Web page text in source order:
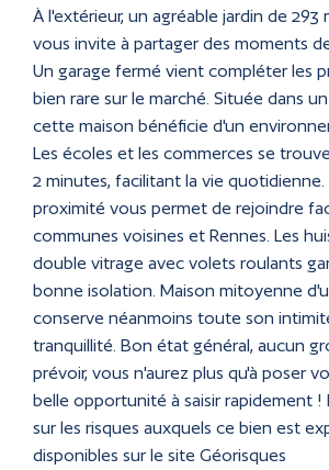
À l'extérieur, un agréable jardin de 293
vous invite à partager des moments
Un garage fermé vient compléter les
bien rare sur le marché. Située dans
cette maison bénéficie d'un
Les écoles et les commerces se
2 minutes, facilitant la vie quotidienne.
proximité vous permet de rejoindre
communes voisines et Rennes. Les
double vitrage avec volets roulants
bonne isolation. Maison mitoyenne
conserve néanmoins toute son
tranquillité. Bon état général, aucun
prévoir, vous n'aurez plus qu'à poser
belle opportunité à saisir rapidement !
sur les risques auxquels ce bien est
disponibles sur le site Géorisques